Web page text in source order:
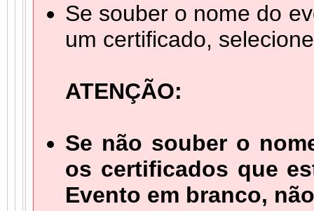
Se souber o nome do
um certificado,
ATENÇÃO:
Se não souber o
os certificados que
Evento em branco,